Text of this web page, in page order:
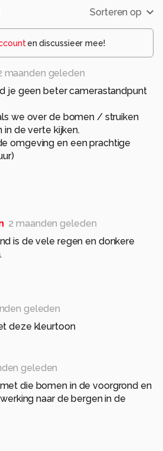
Sorteren op
en discussieer mee!
maanden geleden
je geen beter camerastandpunt
we over de bomen / struiken
in de verte kijken.
omgeving en een prachtige
2 maanden geleden
is de vele regen en donkere
geleden
deze kleurtoon
geleden
die bomen in de voorgrond en
naar de bergen in de